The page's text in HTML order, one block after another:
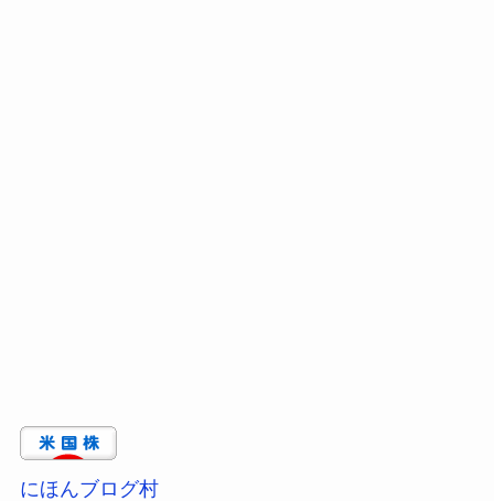
にほんブログ村